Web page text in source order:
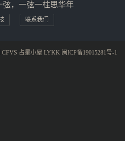
弦，一弦一柱思华年
联系我们
CFVS 占星小屋 LYKK 闽ICP备19015281号-1